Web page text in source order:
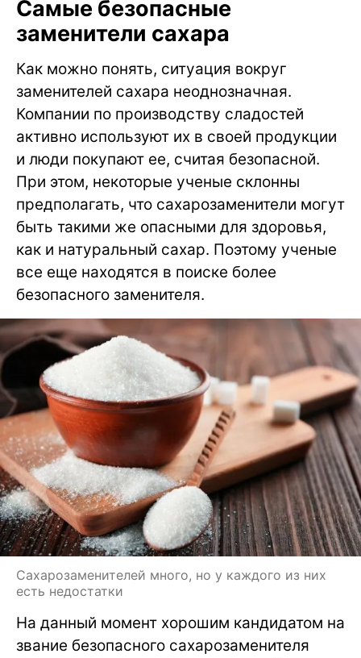
Самые безопасные
заменители сахара
Как можно понять, ситуация вокруг
заменителей сахара неоднозначная.
Компании по производству сладостей
активно используют их в своей продукции
и люди покупают ее, считая безопасной.
При этом, некоторые ученые склонны
предполагать, что сахарозаменители могут
быть такими же опасными для здоровья,
как и натуральный сахар. Поэтому ученые
все еще находятся в поиске более
безопасного заменителя.
Сахарозаменителей много, но у каждого из них
есть недостатки
На данный момент хорошим кандидатом на
звание безопасного сахарозаменителя